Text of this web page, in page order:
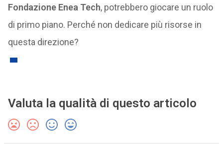
Fondazione Enea Tech, potrebbero giocare un ruolo
di primo piano. Perché non dedicare più risorse in
questa direzione?
Valuta la qualità di questo articolo